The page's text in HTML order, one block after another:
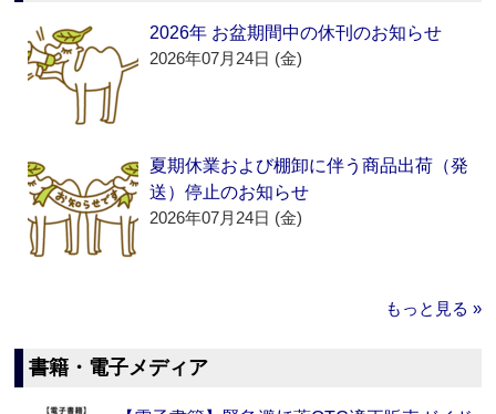
2026年 お盆期間中の休刊のお知らせ
2026年07月24日 (金)
夏期休業および棚卸に伴う商品出荷（発
送）停止のお知らせ
2026年07月24日 (金)
もっと見る »
書籍・電子メディア